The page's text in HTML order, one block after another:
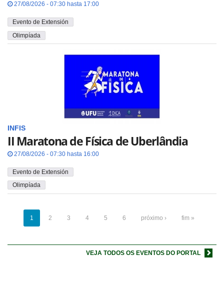
27/08/2026 - 07:30 hasta 17:00
Evento de Extensión
Olimpíada
INFIS
II Maratona de Física de Uberlândia
27/08/2026 - 07:30 hasta 16:00
Evento de Extensión
Olimpíada
1 2 3 4 5 6 próximo › fim »
VEJA TODOS OS EVENTOS DO PORTAL